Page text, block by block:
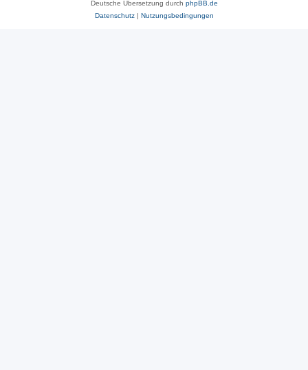
Deutsche Übersetzung durch phpBB.de
Datenschutz| Nutzungsbedingungen